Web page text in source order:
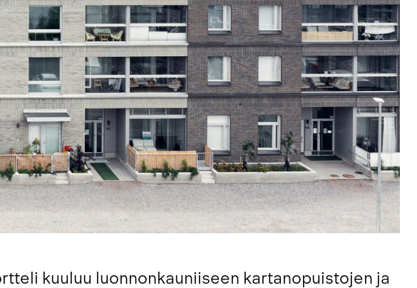
kuuluu luonnonkauniiseen kartanopuistojen ja